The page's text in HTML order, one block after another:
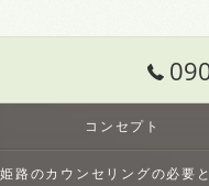
コンセプト